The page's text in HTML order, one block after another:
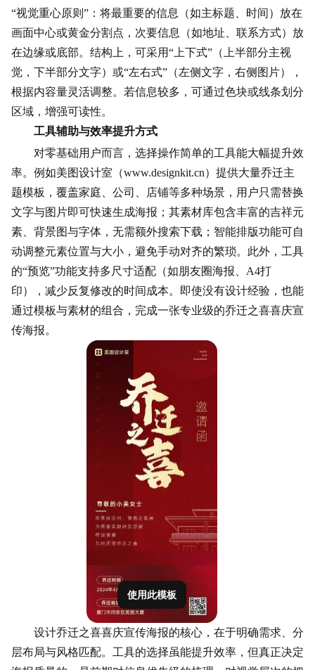
“视觉重心原则”：将最重要的信息（如主标题、时间）放在
画面中心或黄金分割点，次要信息（如地址、联系方式）放
在边缘或底部。结构上，可采用“上下式”（上半部分主视
觉，下半部分文字）或“左右式”（左侧文字，右侧图片），
根据内容量灵活调整。若信息较多，可通过色块或线条划分
区域，增强可读性。
工具辅助与效率提升方式
对零基础用户而言，选择操作简单的工具能大幅提升效
率。例如美图设计室（www.designkit.cn）提供大量乔迁主
题模板，覆盖家庭、公司、店铺等多种场景，用户只需替换
文字与图片即可快速生成海报；其素材库包含丰富的吉祥元
素、背景图与字体，无需额外搜索下载；智能排版功能可自
动调整元素位置与大小，避免手动对齐的繁琐。此外，工具
的“预览”功能支持多尺寸适配（如朋友圈海报、A4打
印），减少反复修改的时间成本。即使没有设计经验，也能
通过模板与素材的组合，完成一张专业级的乔迁之喜喜庆宣
传海报。
使用此模板
设计乔迁之喜喜庆宣传海报的核心，在于明确需求、分
层布局与风格匹配。工具的选择虽能提升效率，但真正决定